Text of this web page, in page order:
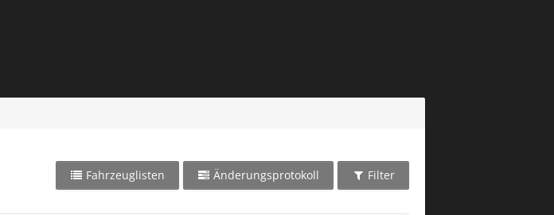
Fahrzeuglisten Änderungsprotokoll Filter